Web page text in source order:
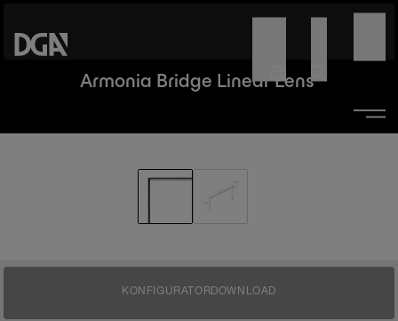
Armonia Bridge Linear Lens
KONFIGURATORDOWNLOAD